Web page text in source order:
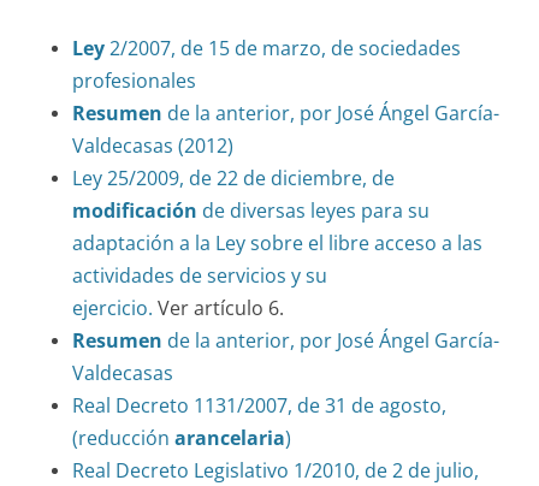
Ley2/2007, de 15 de marzo, de sociedades
profesionales
Resumen de la anterior, por José Ángel García-
Valdecasas (2012)
Ley 25/2009, de 22 de diciembre, de
modificación de diversas leyes para su
adaptación a la Ley sobre el libre acceso a las
actividades de servicios y su
ejercicio. Ver artículo 6.
Resumen de la anterior, por José Ángel García-
Valdecasas
Real Decreto 1131/2007, de 31 de agosto,
(reducción arancelaria)
Real Decreto Legislativo 1/2010, de 2 de julio,